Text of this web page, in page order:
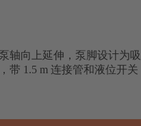
轴向上延伸，泵脚设计为
带 1.5 m 连接管和液位开